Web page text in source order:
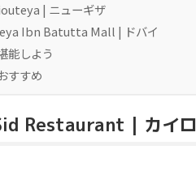
| ニューギザ
Ibn Batutta Mall | ドバイ
能しよう
すすめ
Restaurant | カイロ